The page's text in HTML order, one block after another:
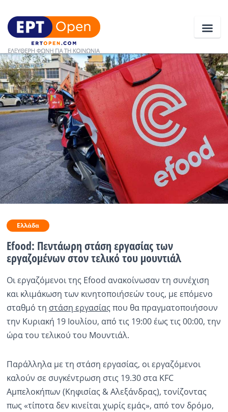
Ειδήσεις
Ελλάδα
Κοινωνία
Πολιτική
Οικονομία
Αθλητικά
Κόσμος
Ραδιόφωνο LIVE
Εκπομπές
Πολιτισμός
Ελλάδα
Efood: Πεντάωρη στάση εργασίας των
εργαζομένων στον τελικό του μουντιάλ
Οι εργαζόμενοι της Efood ανακοίνωσαν τη συνέχιση
και κλιμάκωση των κινητοποιήσεών τους, με επόμενο
σταθμό τη στάση εργασίας που θα πραγματοποιήσουν
την Κυριακή 19 Ιουλίου, από τις 19:00 έως τις 00:00, την
ώρα του τελικού του Μουντιάλ.
Παράλληλα με τη στάση εργασίας, οι εργαζόμενοι
καλούν σε συγκέντρωση στις 19.30 στα KFC
Αμπελοκήπων (Κηφισίας & Αλεξάνδρας), τονίζοντας
πως «τίποτα δεν κινείται χωρίς εμάς», από τον δρόμο,